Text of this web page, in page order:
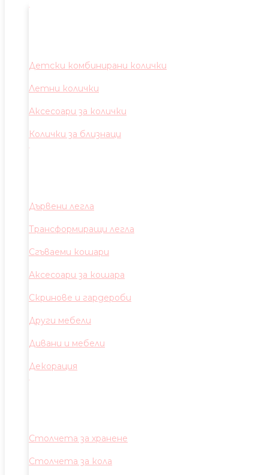
Детски комбинирани колички
Летни колички
Аксесоари за колички
Колички за близнаци
Дървени легла
Трансформиращи легла
Сгъваеми кошари
Аксесоари за кошара
Скринове и гардероби
Други мебели
Дивани и мебели
Декорация
Столчета за хранене
Столчета за кола